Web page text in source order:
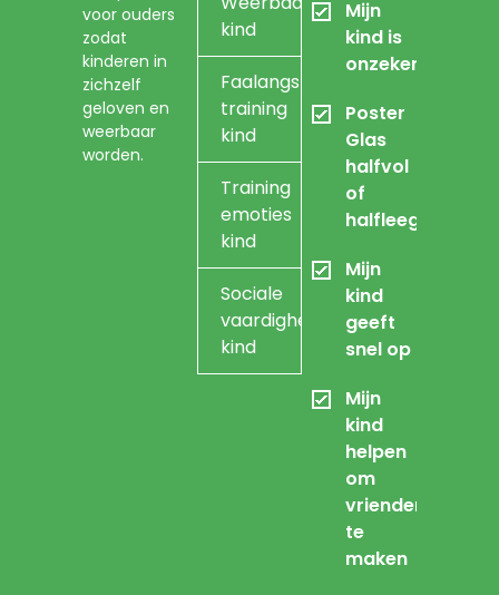
voor ouders
zodat
kinderen in
zichzelf
geloven en
weerbaar
worden.
kind
Faalangst
training
kind
Training
emoties
kind
Sociale
vaardigheidstraining
kind
Mijn
kind is
onzeker
Poster
Glas
halfvol
of
halfleeg
Mijn
kind
geeft
snel op
Mijn
kind
helpen
om
vrienden
te
maken